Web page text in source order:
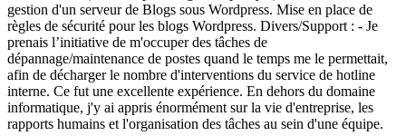
gestion d'un serveur de Blogs sous Wordpress. Mise en place de
règles de sécurité pour les blogs Wordpress. Divers/Support : - Je
prenais l’initiative de m'occuper des tâches de
dépannage/maintenance de postes quand le temps me le permettait,
afin de décharger le nombre d'interventions du service de hotline
interne. Ce fut une excellente expérience. En dehors du domaine
informatique, j'y ai appris énormément sur la vie d'entreprise, les
rapports humains et l'organisation des tâches au sein d'une équipe.